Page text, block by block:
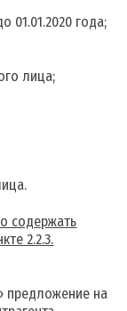
01.01.2020 года;
лица;
содержать
2.2.3.
предложение на